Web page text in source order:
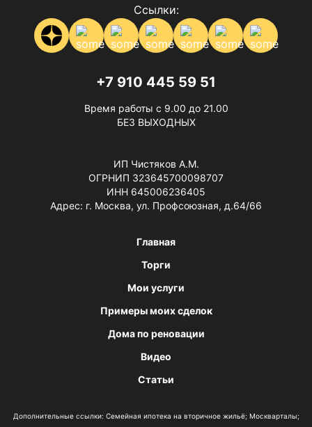
Ссылки:
+7 910 445 59 51
Время работы с 9.00 до 21.00
БЕЗ ВЫХОДНЫХ
ИП Чистяков А.М.
ОГРНИП 323645700098707
ИНН 645006236405
Адрес: г. Москва, ул. Профсоюзная, д.64/66
Главная
Торги
Мои услуги
Примеры моих сделок
Дома по реновации
Видео
Статьи
Дополнительные ссылки: Семейная ипотека на вторичное жильё; Москварталы;